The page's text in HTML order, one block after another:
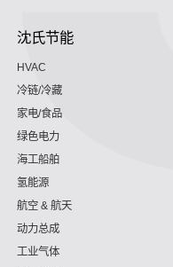
沈氏节能
HVAC
冷链/冷藏
家电/食品
绿色电力
海工船舶
氢能源
航空 & 航天
动力总成
工业气体